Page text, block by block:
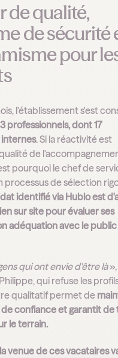
de qualité,
de sécurité
pour
l'établissement s'est
professionnels, dont 17
. Si la réactivité est
de
pourquoi le chef de
processus de sélection
identifié via Hublo est
sur site pour évaluer ses
adéquation avec le public
qui ont envie d'être là»,
qui refuse les
qualitatif permet de
de confiance et garantit de
le terrain.
la venue de ces vacataires